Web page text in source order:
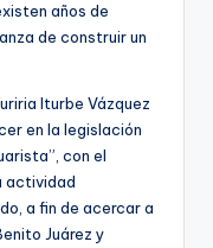
años de
de construir un
Iturbe Vázquez
en la legislación
con el
actividad
a fin de acercar a
Juárez y